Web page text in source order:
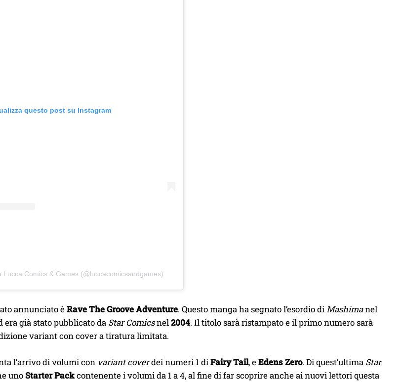
questo post su Instagram
Lucca Comics & Games (@luccacomicsandgames)
annunciato èRave The Groove Adventure. Questo manga ha segnato l’esordio di Mashimanel
era già stato pubblicato da Star Comicsnel2004. Il titolo sarà ristampato e il primo numero sarà
variant con cover a tiratura limitata.
l’arrivo di volumi con variant coverdei numeri 1 diFairy Tail, eEdens Zero. Di quest’ultima Star
unoStarter Packcontenente i volumi da 1 a 4, al fine di far scoprire anche ai nuovi lettori questa